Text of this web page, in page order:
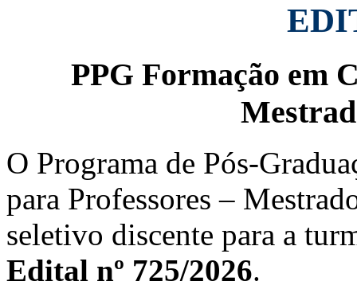
PPG Formação em
O Programa de Pós-
para Professores –
seletivo discente para a
Edital nº 725/2026.